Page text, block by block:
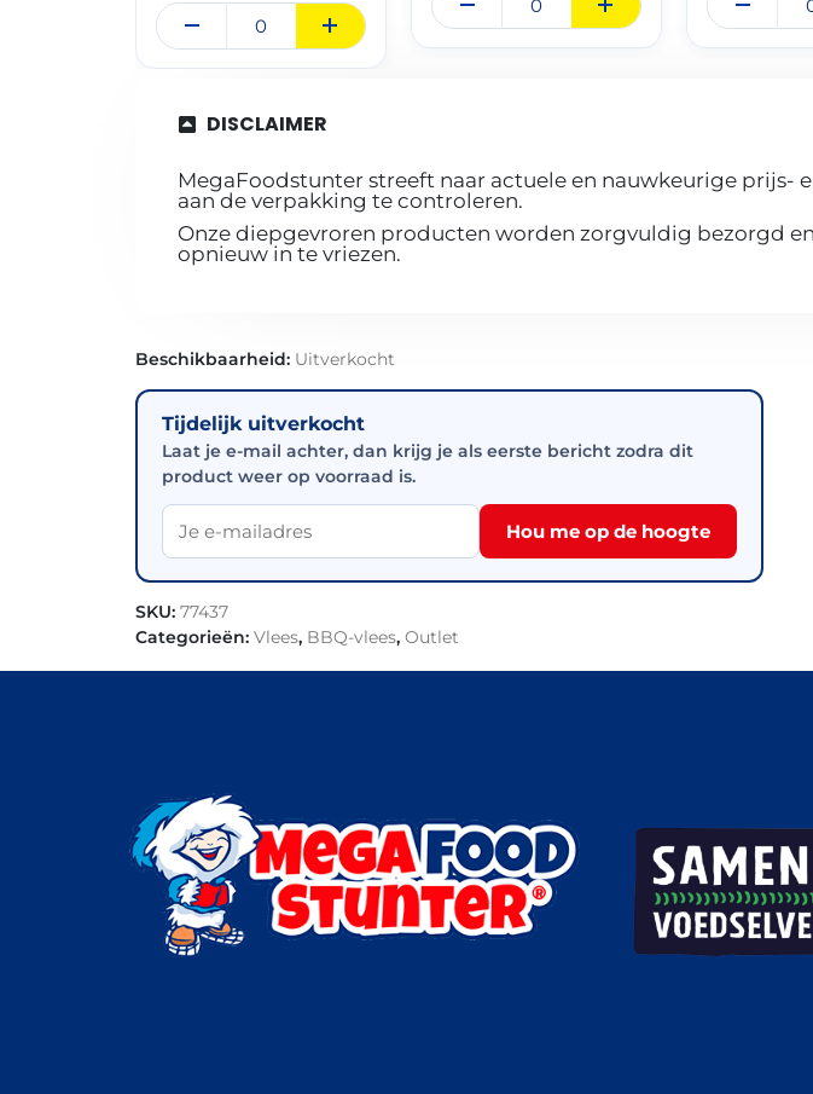
DISCLAIMER
MegaFoodstunter streeft naar actuele en nauwkeurige
aan de verpakking te controleren.
Onze diepgevroren producten worden zorgvuldig bezorgd
opnieuw in te vriezen.
Beschikbaarheid: Uitverkocht
Tijdelijk uitverkocht
Laat je e-mail achter, dan krijg je als eerste bericht zodra dit
product weer op voorraad is.
Hou me op de hoogte
SKU: 77437
Categorieën: Vlees, BBQ-vlees, Outlet